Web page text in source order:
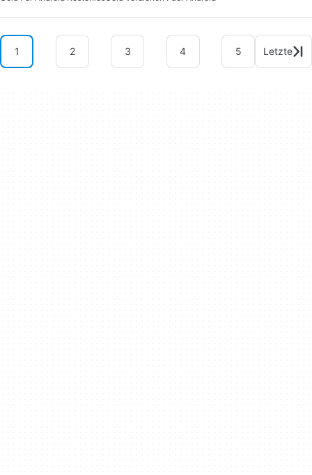
1 2 3 4 5 Letzte